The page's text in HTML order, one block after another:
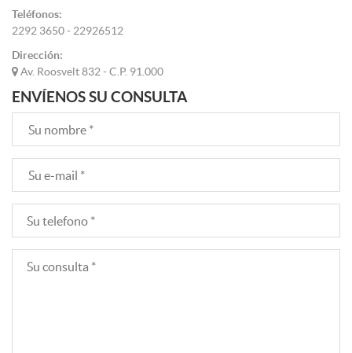
Teléfonos:
2292 3650 - 22926512
Dirección:
Av. Roosvelt 832 - C.P. 91.000
ENVÍENOS SU CONSULTA